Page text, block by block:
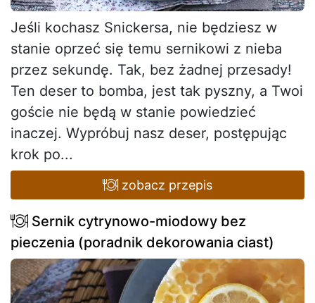
Jeśli kochasz Snickersa, nie będziesz w
stanie oprzeć się temu sernikowi z nieba
przez sekundę. Tak, bez żadnej przesady!
Ten deser to bomba, jest tak pyszny, a Twoi
goście nie będą w stanie powiedzieć
inaczej. Wypróbuj nasz deser, postępując
krok po...
zobacz przepis
Sernik cytrynowo-miodowy bez
pieczenia (poradnik dekorowania ciast)